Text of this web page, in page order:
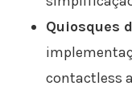
Quiosques
contactless